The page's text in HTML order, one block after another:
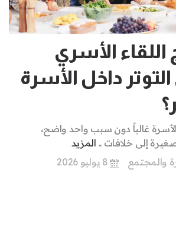
الأسري
داخل الأسرة
غالباً دون سبب واحد واضح،
إلى خلافات .. المزيد
والمجتمع 8 يوليو 2026